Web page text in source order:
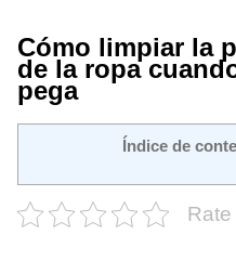
Cómo limpiar la
de la ropa
pega
Índice de